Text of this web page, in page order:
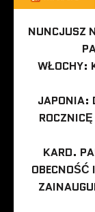
NUNCJUSZ
WŁOCHY:
JAPONIA:
KARD.
OBECNOŚĆ